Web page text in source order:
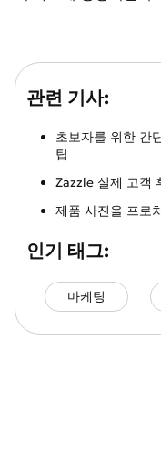
관련 기사:
초보자를 위한 간
팁
Zazzle 실제 고객
제품 사진을 프로
인기 태그:
마케팅